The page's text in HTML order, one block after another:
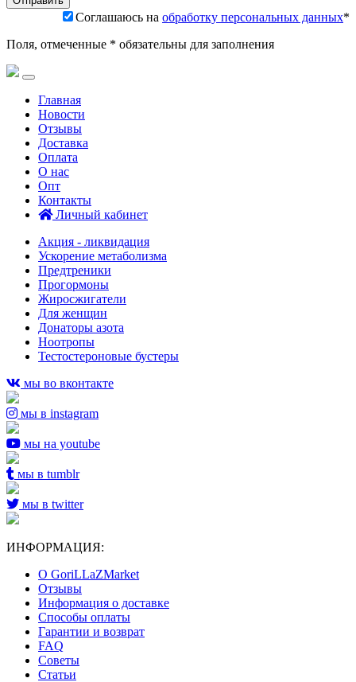
Соглашаюсь на обработку персональных данных*
Поля, отмеченные * обязательны для заполнения
Главная
Новости
Отзывы
Доставка
Оплата
О нас
Опт
Контакты
Личный кабинет
Акция - ликвидация
Ускорение метаболизма
Предтреники
Прогормоны
Жиросжигатели
Для женщин
Донаторы азота
Ноотропы
Тестостероновые бустеры
мы во вконтакте
мы в instagram
мы на youtube
мы в tumblr
мы в twitter
ИНФОРМАЦИЯ:
О GoriLLaZMarket
Отзывы
Информация о доставке
Способы оплаты
Гарантии и возврат
FAQ
Советы
Статьи